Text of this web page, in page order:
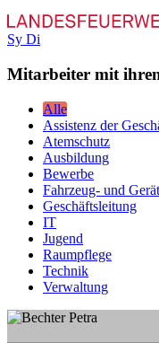
Sy Di
Mitarbeiter mit
Alle
Assistenz der
Atemschutz
Ausbildung
Bewerbe
Fahrzeug- und
Geschäftsleitung
IT
Jugend
Raumpflege
Technik
Verwaltung